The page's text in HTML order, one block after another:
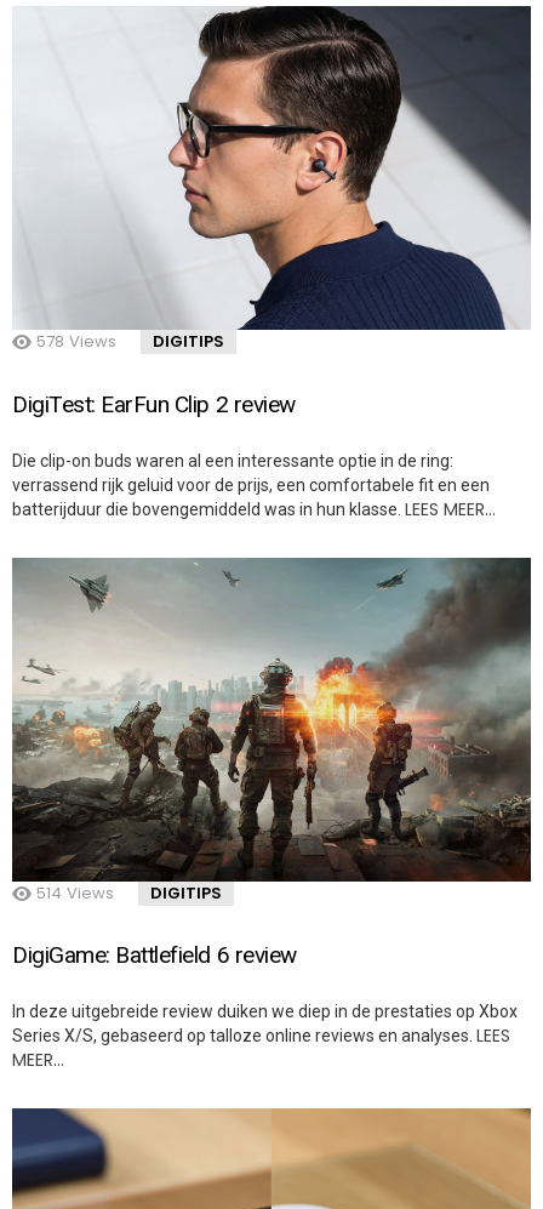
578 Views DIGITIPS
DigiTest: EarFun Clip 2 review
Die clip-on buds waren al een interessante optie in de ring:
verrassend rijk geluid voor de prijs, een comfortabele fit en een
batterijduur die bovengemiddeld was in hun klasse. LEES MEER…
514 Views DIGITIPS
DigiGame: Battlefield 6 review
In deze uitgebreide review duiken we diep in de prestaties op Xbox
Series X/S, gebaseerd op talloze online reviews en analyses. LEES
MEER…